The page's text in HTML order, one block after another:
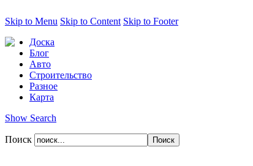
Skip to Menu Skip to Content Skip to Footer
Доска
Блог
Авто
Строительство
Разное
Карта
Show Search
Поиск